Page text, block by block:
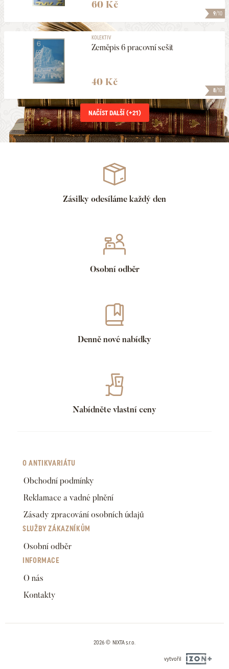
9/10
60 Kč
8/10
KOLEKTIV
Zeměpis 6 pracovní sešit
40 Kč
NAČÍST DALŠÍ (+21)
Zásilky odesíláme každý den
Osobní odběr
Denně nové nabídky
Nabídněte vlastní ceny
O ANTIKVARIÁTU
Obchodní podmínky
Reklamace a vadné plnění
Zásady zpracování osobních údajů
SLUŽBY ZÁKAZNÍKŮM
Osobní odběr
INFORMACE
O nás
Kontakty
2026 © NIXTA s.r.o.
vytvořil